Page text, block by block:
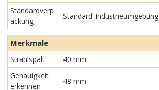
Standardverp
ackung
Standard-Industrieumgebung
Merkmale
Strahlspalt
40 mm
Genauigkeit
erkennen
48 mm